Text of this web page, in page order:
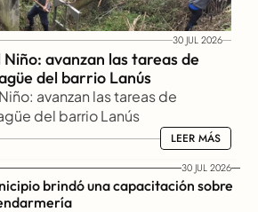
30 JUL 2026
avanzan las tareas de
del barrio Lanús
avanzan las tareas de
del barrio Lanús
LEER MÁS
LEER MÁS
30 JUL 2026
brindó una capacitación sobre